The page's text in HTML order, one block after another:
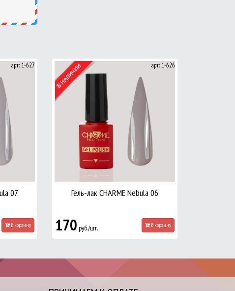
арт: 1-627
07
В корзину
арт: 1-626
Гель-лак CHARME Nebula 06
170 руб./шт. В корзину